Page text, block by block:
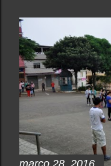
março 28, 2016